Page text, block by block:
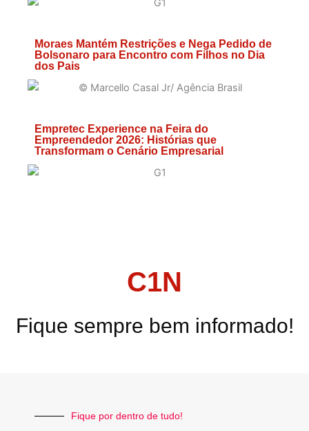
Moraes Mantém Restrições e Nega Pedido de
Bolsonaro para Encontro com Filhos no Dia
dos Pais
Empretec Experience na Feira do
Empreendedor 2026: Histórias que
Transformam o Cenário Empresarial
C1N
Fique sempre bem informado!
Fique por dentro de tudo!